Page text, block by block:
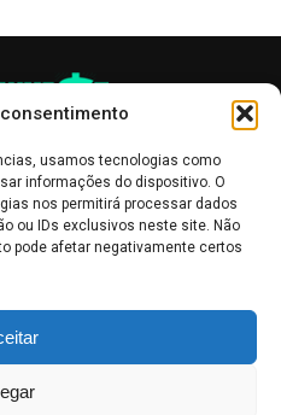
usamos tecnologias como
informações do dispositivo. O
nos permitirá processar dados
ou IDs exclusivos neste site. Não
pode afetar negativamente certos
de divulgação, e não devem ser
de investimento.Leia mais
de Valores